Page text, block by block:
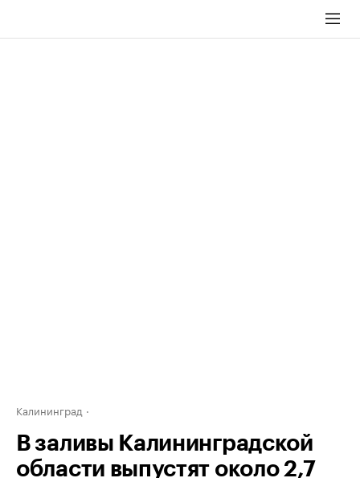
Калининград
В заливы Калининградской
области выпустят около 2,7